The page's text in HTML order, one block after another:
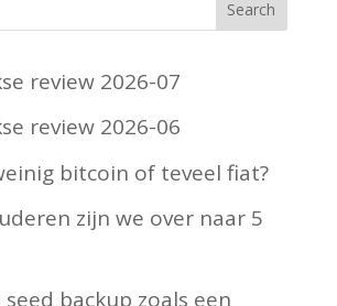
review 2026-07
review 2026-06
bitcoin of teveel fiat?
zijn we over naar 5
backup zoals een